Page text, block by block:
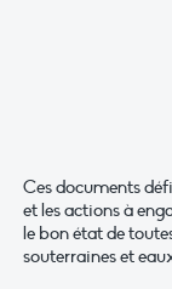
Ces documents
et les actions à
le bon état de
souterraines et